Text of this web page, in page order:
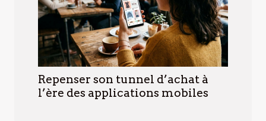
Repenser son tunnel d’achat à
l’ère des applications mobiles